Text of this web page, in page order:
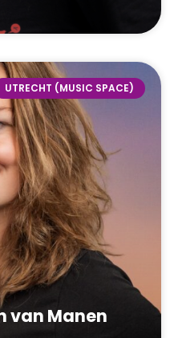
UTRECHT (MUSIC SPACE)
van Manen